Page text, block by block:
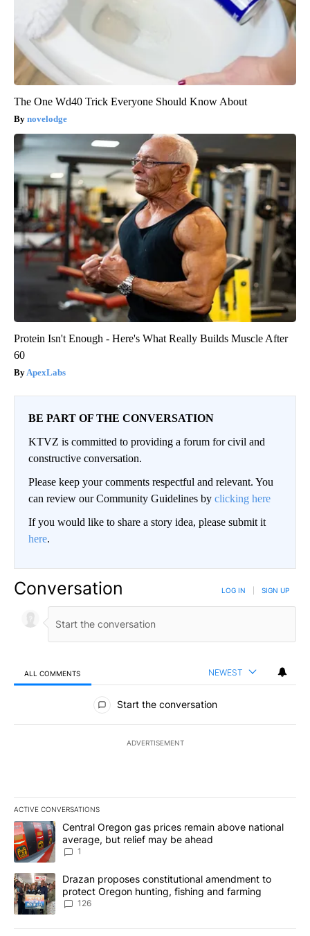
The One Wd40 Trick Everyone Should Know About
novelodge
Protein Isn't Enough - Here's What Really Builds Muscle After
60
ApexLabs
BE PART OF THE CONVERSATION
KTVZ is committed to providing a forum for civil and
constructive conversation.
Please keep your comments respectful and relevant. You
can review our Community Guidelines by clicking here
If you would like to share a story idea, please submit it
here.
Conversation LOG IN SIGN UP
ALL COMMENTS NEWEST
All Comments
Start the conversation
ADVERTISEMENT
ACTIVE CONVERSATIONS
The following is a list of the most commented articles in the last
A trending article titled "Central Oregon gas prices remain
Central Oregon gas prices remain above national
average, but relief may be ahead
1
A trending article titled "Drazan proposes constitutional
Drazan proposes constitutional amendment to
protect Oregon hunting, fishing and farming
126